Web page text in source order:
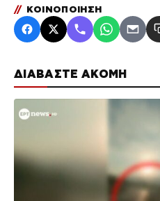
ΔΙΑΒΑΣΤΕ ΑΚΟΜΗ
// ΚΟΙΝΟΠΟΙΗΣΗ